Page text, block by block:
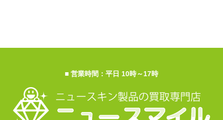
■ 営業時間：平日 10時～17時